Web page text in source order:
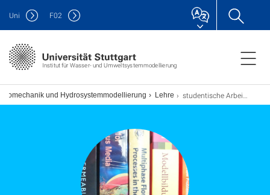
Institut für Wasser- und Umweltsystemmodellierung
Uni F02
und Hydrosystemmodellierung Lehre studentische Arbeiten